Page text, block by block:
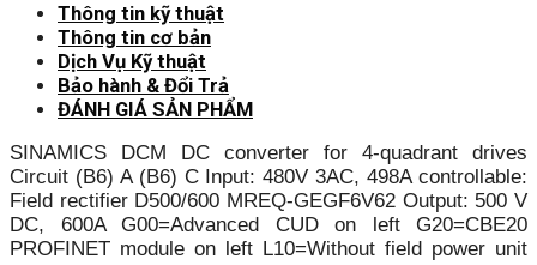
Thông tin kỹ thuật
Thông tin cơ bản
Dịch Vụ Kỹ thuật
Bảo hành & Đổi Trả
ĐÁNH GIÁ SẢN PHẨM
SINAMICS DCM DC converter for 4-quadrant drives
Circuit (B6) A (B6) C Input: 480V 3AC, 498A controllable:
Field rectifier D500/600 MREQ-GEGF6V62 Output: 500 V
DC, 600A G00=Advanced CUD on left G20=CBE20
PROFINET module on left L10=Without field power unit